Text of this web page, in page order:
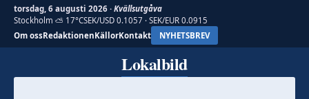
torsdag, 6 augusti 2026 · Kvällsutgåva
Stockholm ⛅ 17°CSEK/USD 0.1057 · SEK/EUR 0.0915
Om ossRedaktionenKällorKontakt NYHETSBREV
Lokalbild